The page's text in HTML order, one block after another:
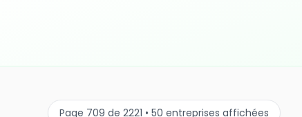
Page 709 de 2221 • 50 entreprises affichées